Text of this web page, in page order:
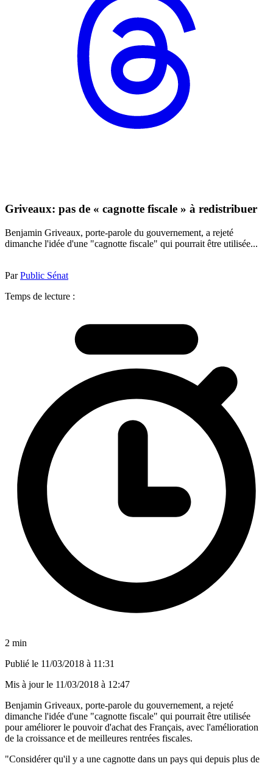
Griveaux: pas de « cagnotte fiscale » à redistribuer
Benjamin Griveaux, porte-parole du gouvernement, a rejeté
dimanche l'idée d'une "cagnotte fiscale" qui pourrait être utilisée...
ParPublic Sénat
Temps de lecture :
2 min
Publié le 11/03/2018 à 11:31
Mis à jour le 11/03/2018 à 12:47
Benjamin Griveaux, porte-parole du gouvernement, a rejeté
dimanche l'idée d'une "cagnotte fiscale" qui pourrait être utilisée
pour améliorer le pouvoir d'achat des Français, avec l'amélioration
de la croissance et de meilleures rentrées fiscales.
"Considérer qu'il y a une cagnotte dans un pays qui depuis plus de